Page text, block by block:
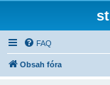
FAQ
Obsah fóra